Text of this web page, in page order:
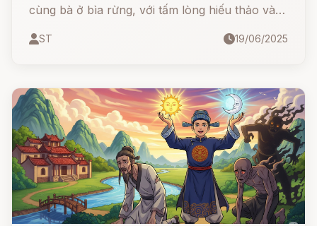
cùng bà ở bìa rừng, với tấm lòng hiếu thảo và
một giống cây kỳ diệu – chính là cây khoai lang
ST 19/06/2025